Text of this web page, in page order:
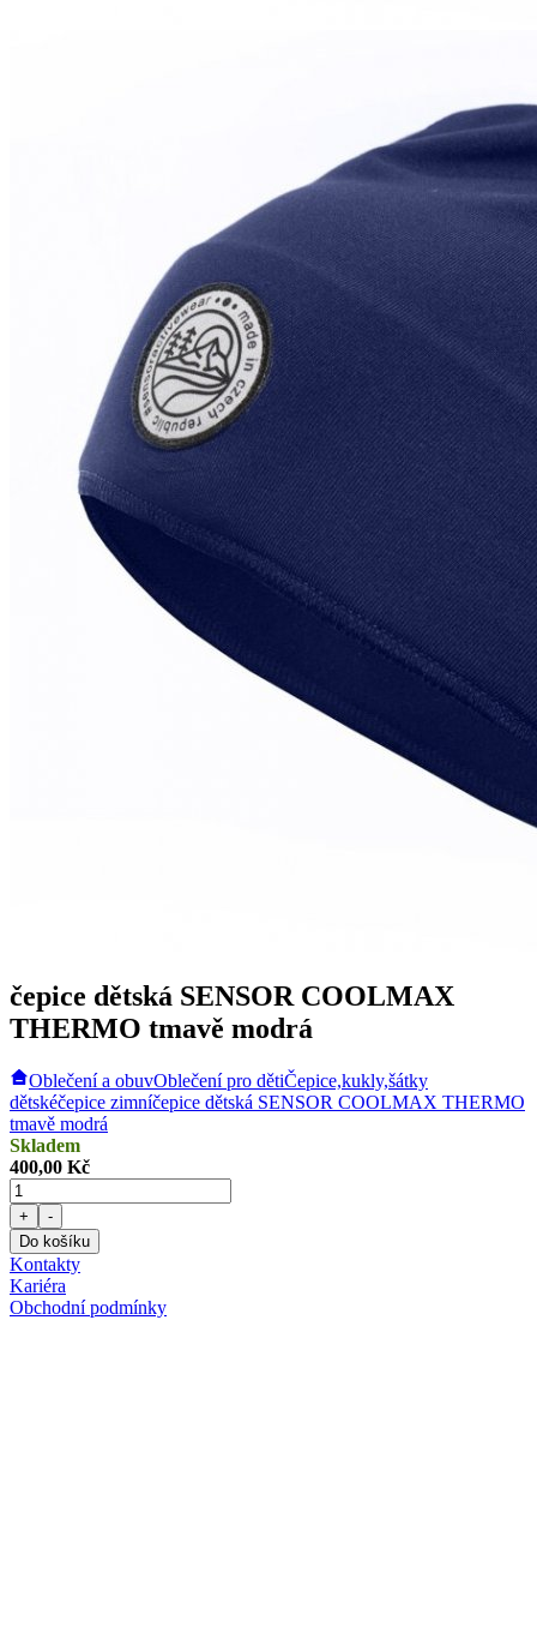
čepice dětská SENSOR COOLMAX
THERMO tmavě modrá
Oblečení a obuvOblečení pro dětiČepice,kukly,šátky
dětskéčepice zimníčepice dětská SENSOR COOLMAX THERMO
tmavě modrá
Skladem
400,00 Kč
+
-
Do košíku
Kontakty
Kariéra
Obchodní podmínky